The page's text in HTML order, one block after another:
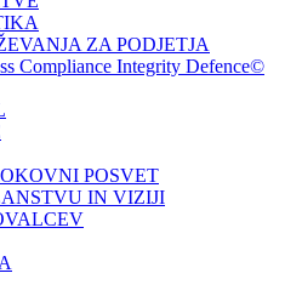
ZA PODJETJA
Compliance Integrity Defence©
POSVET
IN VIZIJI